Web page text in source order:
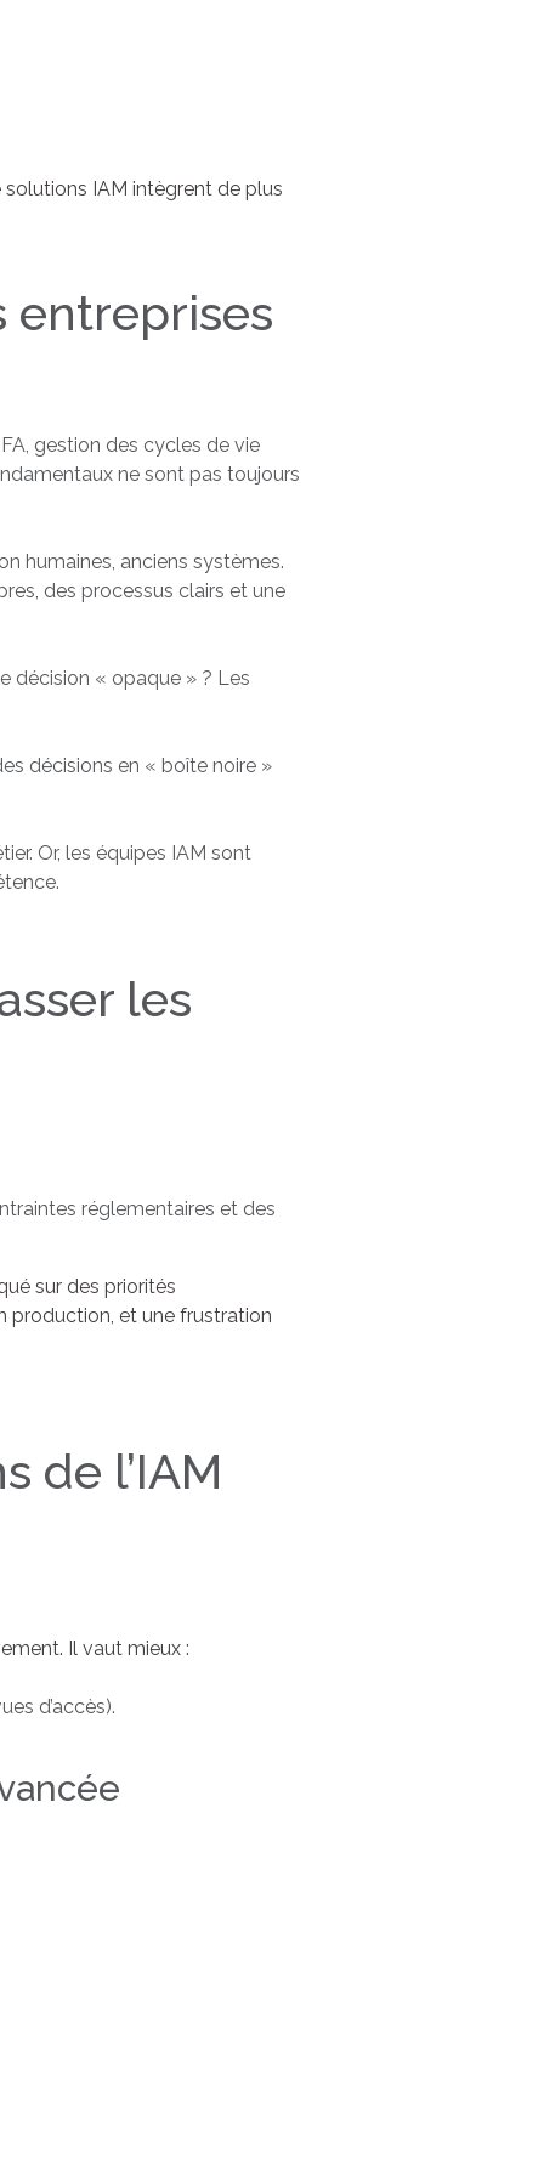
IAM intègrent de plus
entreprises
gestion des cycles de vie
ne sont pas toujours
humaines, anciens systèmes.
des processus clairs et une
décision « opaque » ? Les
décisions en « boîte noire »
Or, les équipes IAM sont
les
réglementaires et des
sur des priorités
production, et une frustration
de l’IAM
Il vaut mieux :
d’accès).